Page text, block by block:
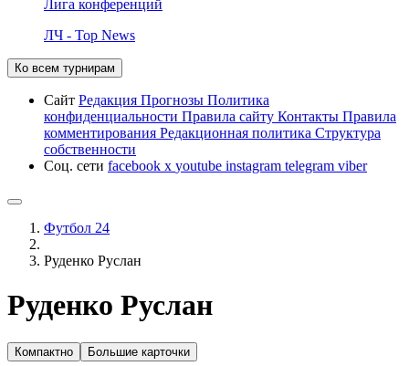
Лига конференций
ЛЧ - Top News
Ко всем турнирам
Сайт Редакция Прогнозы Политика
конфиденциальности Правила сайту Контакты Правила
комментирования Редакционная политика Структура
собственности
Соц. сети facebook x youtube instagram telegram viber
Футбол 24
Руденко Руслан
Руденко Руслан
Компактно Большие карточки